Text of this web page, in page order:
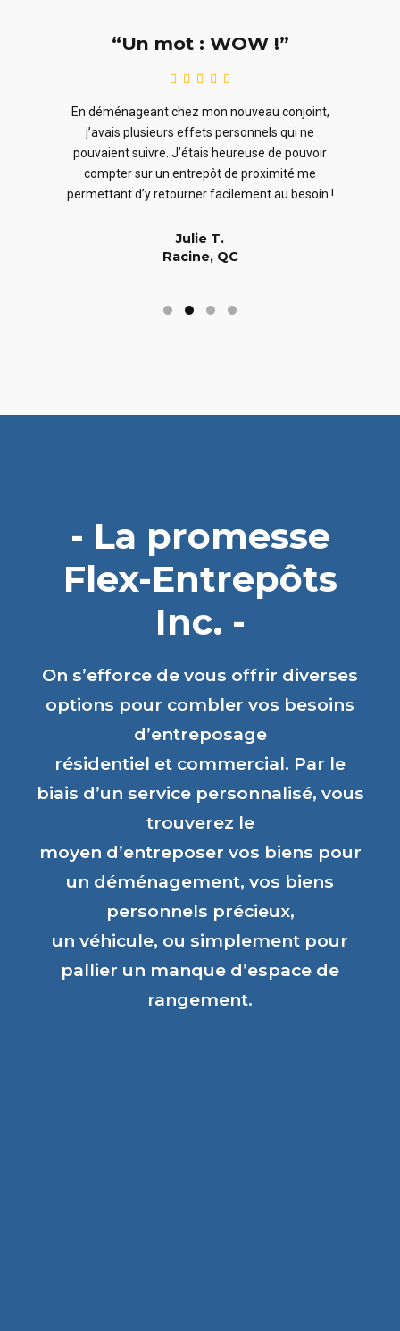
“Un mot : WOW !”
En déménageant chez mon nouveau conjoint,
j’avais plusieurs effets personnels qui ne
pouvaient suivre. J’étais heureuse de pouvoir
compter sur un entrepôt de proximité me
permettant d’y retourner facilement au besoin !
Julie T.
Racine, QC
- La promesse
Flex-Entrepôts
Inc. -
On s’efforce de vous offrir diverses
options pour combler vos besoins
d’entreposage
résidentiel et commercial. Par le
biais d’un service personnalisé, vous
trouverez le
moyen d’entreposer vos biens pour
un déménagement, vos biens
personnels précieux,
un véhicule, ou simplement pour
pallier un manque d’espace de
rangement.